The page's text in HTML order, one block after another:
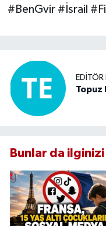
#BenGvir #İsrail
Topuz
Bunlar da